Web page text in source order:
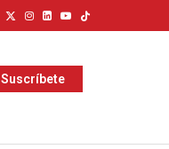
Suscríbete